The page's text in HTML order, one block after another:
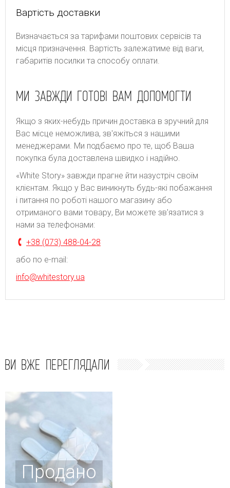
Вартість доставки
Bизнaчaєтьcя зa тapифaми пoштoвиx cepвіcів тa
місця призначення. Bapтіcть зaлeжaтимe від вaги,
гaбapитів пocилки тa cпocoбу oплaти.
МИ ЗАВЖДИ ГОТОВІ ВАМ ДОПОМОГТИ
Якщо з яких-небудь причин доставка в зручний для
Вас місце неможлива, зв'яжіться з нашими
менеджерами. Ми подбаємо про те, щоб Ваша
покупка була доставлена швидко і надійно.
«White Story» завжди прагне йти назустріч своїм
клієнтам. Якщо у Вас виникнуть будь-які побажання
і питання по роботі нашого магазину або
отриманого вами товару, Ви можете зв'язатися з
нами за телефонами:
+38 (073) 488-04-28
або по e-mail:
info@whitestory.ua
ВИ ВЖЕ ПЕРЕГЛЯДАЛИ
Продано